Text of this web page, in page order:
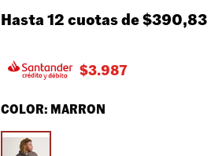
Hasta 12 cuotas de$390,83
$3.987
COLOR: MARRON